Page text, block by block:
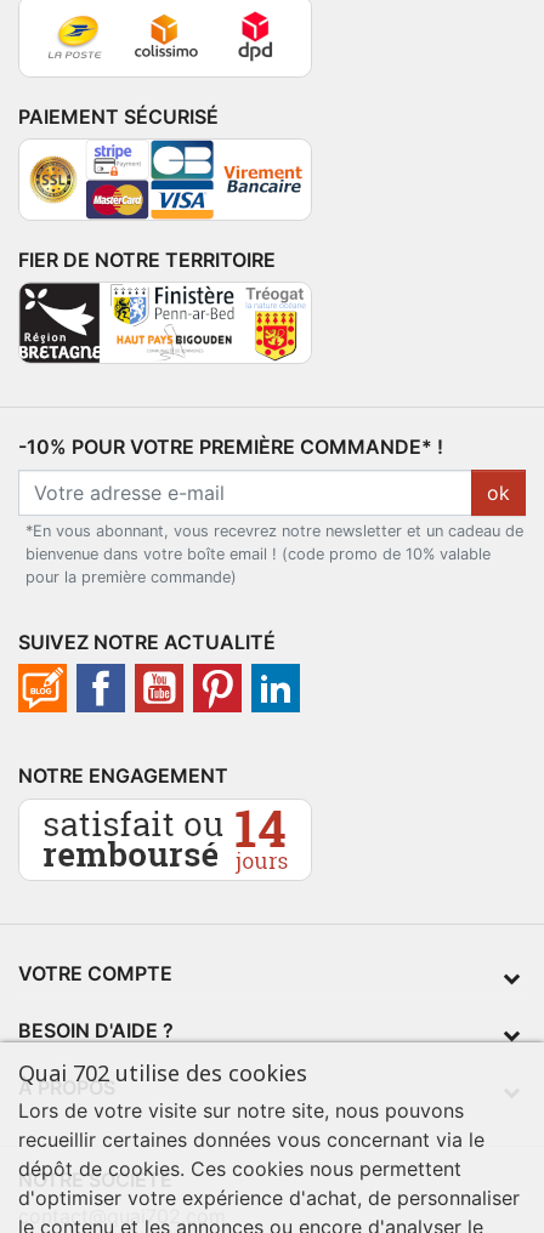
PAIEMENT SÉCURISÉ
FIER DE NOTRE TERRITOIRE
-10% POUR VOTRE PREMIÈRE COMMANDE* !
ok
*En vous abonnant, vous recevrez notre newsletter et un cadeau de
bienvenue dans votre boîte email ! (code promo de 10% valable
pour la première commande)
SUIVEZ NOTRE ACTUALITÉ
NOTRE ENGAGEMENT
VOTRE COMPTE
BESOIN D'AIDE ?
À PROPOS
NOTRE SOCIÉTÉ
contact@quai702.com
Quai 702 utilise des cookies
Lors de votre visite sur notre site, nous pouvons
recueillir certaines données vous concernant via le
dépôt de cookies. Ces cookies nous permettent
d'optimiser votre expérience d'achat, de personnaliser
le contenu et les annonces ou encore d'analyser le